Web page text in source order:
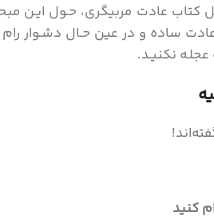
عادت مربیگری، حـول ایـن
عادت ساده و در عین حـال دشـوار
عجلـه نکنیـد.
کنید